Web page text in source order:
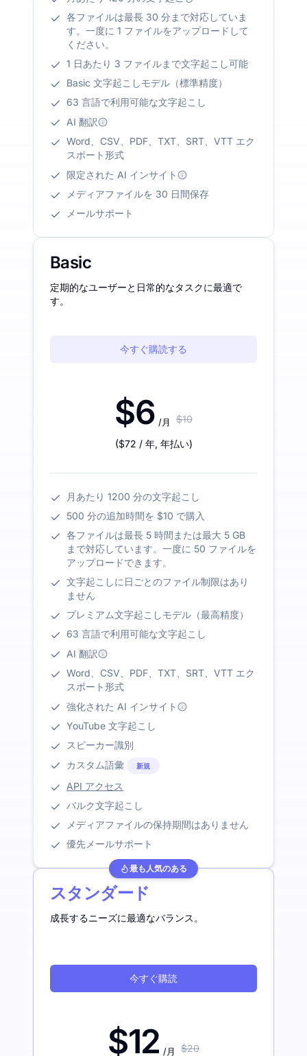
各ファイルは最長 30 分まで対応していま
す。一度に 1 ファイルをアップロードして
ください。
1 日あたり 3 ファイルまで文字起こし可能
Basic 文字起こしモデル（標準精度）
63 言語で利用可能な文字起こし
AI 翻訳
Word、CSV、PDF、TXT、SRT、VTT エク
スポート形式
限定された AI インサイト
メディアファイルを 30 日間保存
メールサポート
Basic
定期的なユーザーと日常的なタスクに最適で
す。
今すぐ購読する
$6 /月 $10
($72 / 年, 年払い)
月あたり 1200 分の文字起こし
500 分の追加時間を $10 で購入
各ファイルは最長 5 時間または最大 5 GB
まで対応しています。一度に 50 ファイルを
アップロードできます。
文字起こしに日ごとのファイル制限はあり
ません
プレミアム文字起こしモデル（最高精度）
63 言語で利用可能な文字起こし
AI 翻訳
Word、CSV、PDF、TXT、SRT、VTT エク
スポート形式
強化された AI インサイト
YouTube 文字起こし
スピーカー識別
カスタム語彙
新規
API アクセス
バルク文字起こし
メディアファイルの保持期間はありません
優先メールサポート
最も人気のある
スタンダード
成長するニーズに最適なバランス。
今すぐ購読
$12 /月 $20